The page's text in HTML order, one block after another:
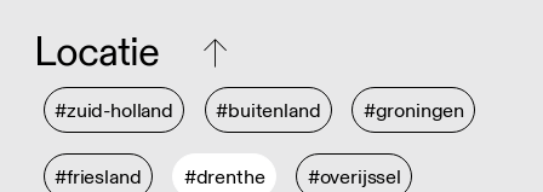
Locatie
#zuid-holland #buitenland #groningen
#friesland #drenthe #overijssel